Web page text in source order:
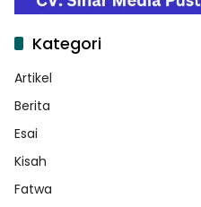
Kategori
Artikel
Berita
Esai
Kisah
Fatwa